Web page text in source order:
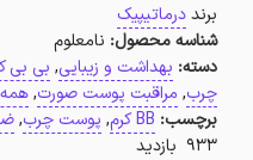
برنددرماتیپیک
شناسه محصول: نامعلوم
دسته: بهداشت و زیبایی, بی بی
چرب, مراقبت پوست صورت,
برچسب: BB کرم , پوست چرب,
933 بازدید